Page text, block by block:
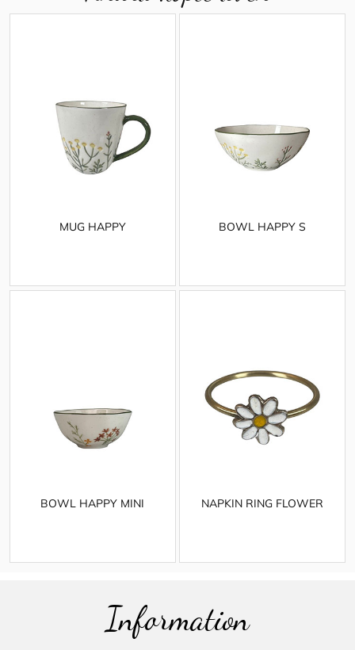
MUG HAPPY BOWL HAPPY S
BOWL HAPPY MINI NAPKIN RING FLOWER
Information